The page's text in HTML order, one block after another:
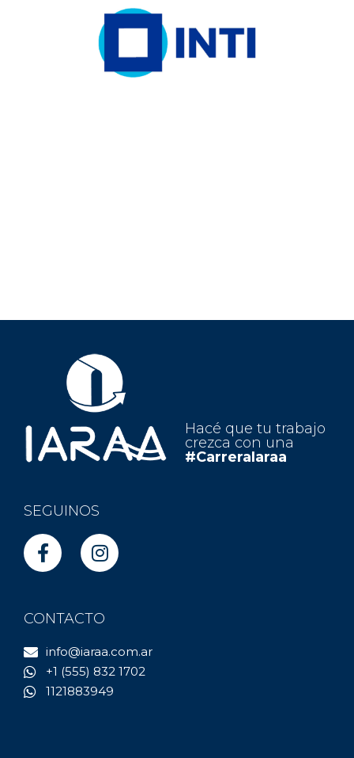
VER MAS
Hacé que tu trabajo
crezca con una
#CarreraIaraa
SEGUINOS
CONTACTO
info@iaraa.com.ar
+1 (555) 832 1702
1121883949